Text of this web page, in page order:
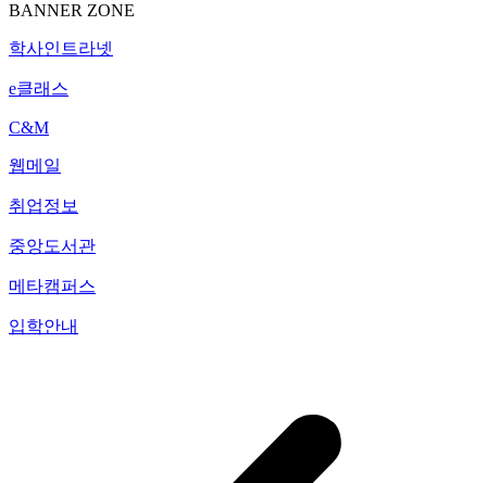
BANNER ZONE
학사인트라넷
e클래스
C&M
웹메일
취업정보
중앙도서관
메타캠퍼스
입학안내